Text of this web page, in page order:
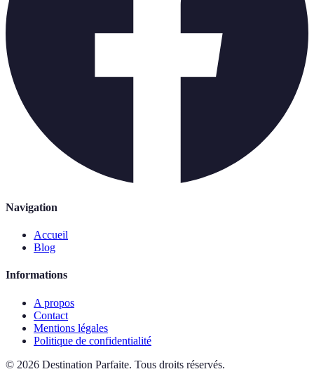
Navigation
Accueil
Blog
Informations
A propos
Contact
Mentions légales
Politique de confidentialité
© 2026 Destination Parfaite. Tous droits réservés.